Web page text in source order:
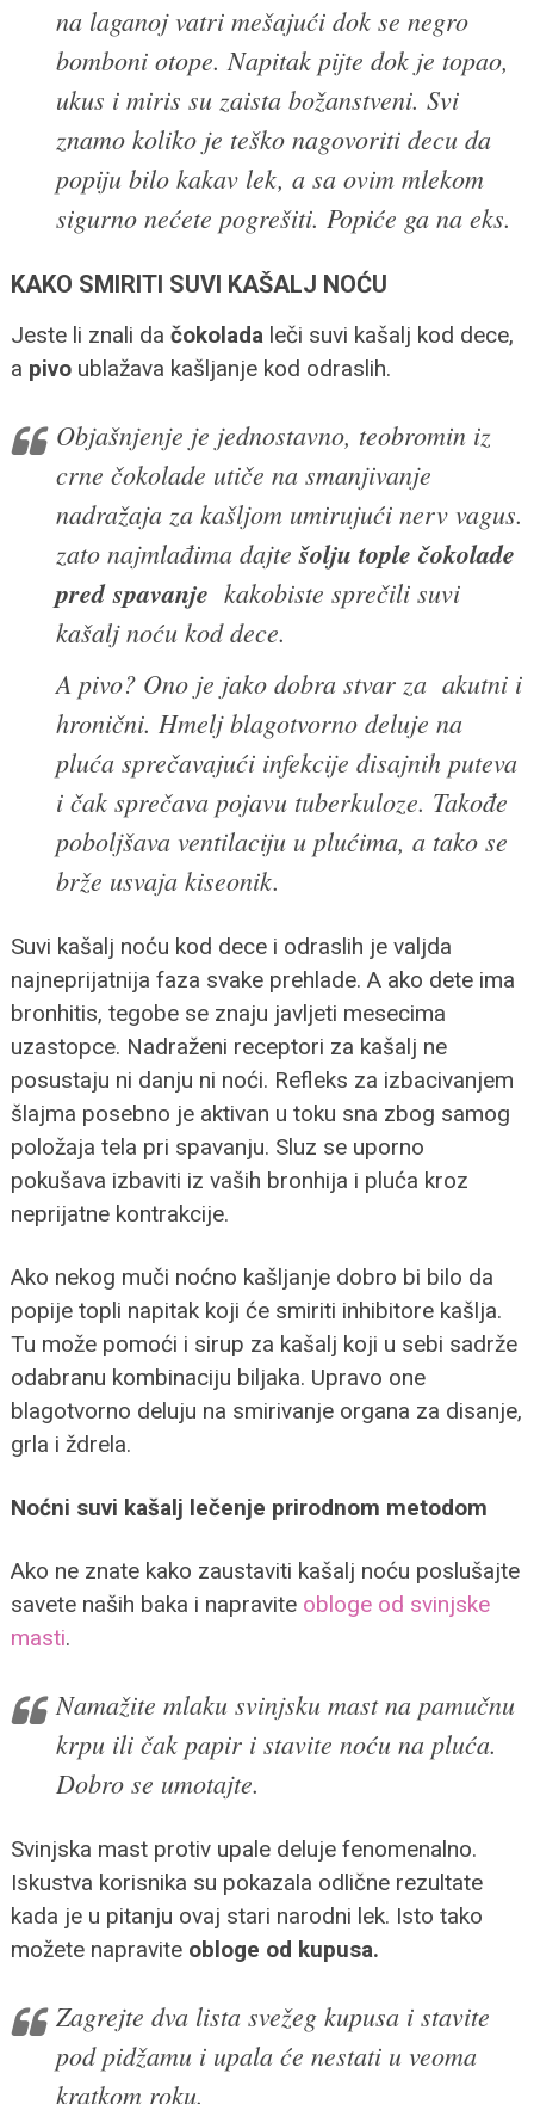
na laganoj vatri mešajući dok se negro
bomboni otope. Napitak pijte dok je topao,
ukus i miris su zaista božanstveni. Svi
znamo koliko je teško nagovoriti decu da
popiju bilo kakav lek, a sa ovim mlekom
sigurno nećete pogrešiti. Popiće ga na eks.
KAKO SMIRITI SUVI KAŠALJ NOĆU
Jeste li znali da čokoladaleči suvi kašalj kod dece,
a pivoublažava kašljanje kod odraslih.
Objašnjenje je jednostavno, teobromin iz
crne čokolade utiče na smanjivanje
nadražaja za kašljom umirujući nerv vagus.
zato najmlađima dajtešolju tople čokolade
predspavanje kakobiste sprečili suvi
kašalj noću kod dece.
A pivo? Ono je jako dobra stvar za akutni i
hronični. Hmelj blagotvorno deluje na
pluća sprečavajući infekcije disajnih puteva
i čak sprečava pojavu tuberkuloze. Takođe
poboljšava ventilaciju u plućima, a tako se
brže usvaja kiseonik.
Suvi kašalj noću kod dece i odraslih je valjda
najneprijatnija faza svake prehlade. A ako dete ima
bronhitis, tegobe se znaju javljeti mesecima
uzastopce. Nadraženi receptori za kašalj ne
posustaju ni danju ni noći. Refleks za izbacivanjem
šlajma posebno je aktivan u toku sna zbog samog
položaja tela pri spavanju. Sluz se uporno
pokušava izbaviti iz vaših bronhija i pluća kroz
neprijatne kontrakcije.
Ako nekog muči noćno kašljanje dobro bi bilo da
popije topli napitak koji će smiriti inhibitore kašlja.
Tu može pomoći i sirup za kašalj koji u sebi sadrže
odabranu kombinaciju biljaka. Upravo one
blagotvorno deluju na smirivanje organa za disanje,
grla i ždrela.
Noćni suvi kašalj lečenje prirodnom metodom
Ako ne znate kako zaustaviti kašalj noću poslušajte
savete naših baka i napravite obloge od svinjske
masti.
Namažite mlaku svinjsku mast na pamučnu
krpu ili čak papir i stavite noću na pluća.
Dobro se umotajte.
Svinjska mast protiv upale deluje fenomenalno.
Iskustva korisnika su pokazala odlične rezultate
kada je u pitanju ovaj stari narodni lek. Isto tako
možete napravite obloge od kupusa.
Zagrejte dva lista svežeg kupusa i stavite
pod pidžamu i upala će nestati u veoma
kratkom roku.